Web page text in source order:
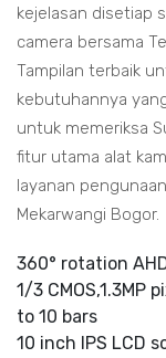
kejelasan disetiap
camera bersama
Tampilan terbaik
kebutuhannya
untuk memeriksa
fitur utama alat
layanan
Mekarwangi Bogor.
360° rotation
1/3 CMOS,1.3MP
to 10 bars
10 inch IPS LCD